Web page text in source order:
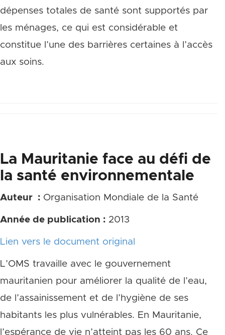
dépenses totales de santé sont supportés par
les ménages, ce qui est considérable et
constitue l’une des barrières certaines à l’accès
aux soins.
La Mauritanie face au défi de
la santé environnementale
Auteur : Organisation Mondiale de la Santé
Année de publication : 2013
Lien vers le document original
L’OMS travaille avec le gouvernement
mauritanien pour améliorer la qualité de l’eau,
de l’assainissement et de l’hygiène de ses
habitants les plus vulnérables. En Mauritanie,
l’espérance de vie n’atteint pas les 60 ans. Ce